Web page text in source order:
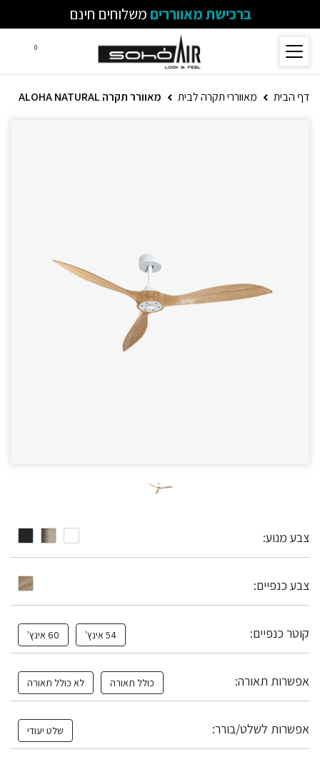
ברכישת מאוורריםמשלוחים חינם
0
דף הבית מאווררי תקרה לבית מאוורר תקרה ALOHA NATURAL
צבע מנוע:
צבע כנפיים:
קוטר כנפיים: 54 אינץ’ 60 אינץ’
אפשרות תאורה: כולל תאורה לא כולל תאורה
אפשרות לשלט/בורר: שלט יעודי